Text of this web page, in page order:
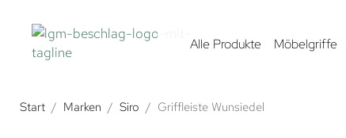
Alle Produkte Möbelgriffe
Start / Marken / Siro / Griffleiste Wunsiedel